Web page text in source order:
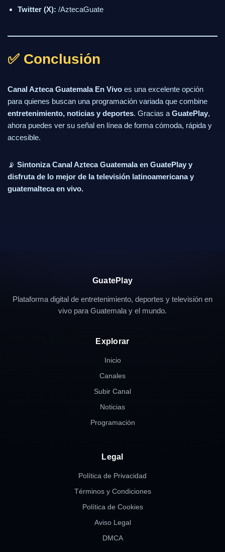
Twitter (X): /AztecaGuate
✅ Conclusión
Canal Azteca Guatemala En Vivo es una excelente opción
para quienes buscan una programación variada que combine
entretenimiento, noticias y deportes. Gracias a GuatePlay,
ahora puedes ver su señal en línea de forma cómoda, rápida y
accesible.
📡 Sintoniza Canal Azteca Guatemala en GuatePlay y
disfruta de lo mejor de la televisión latinoamericana y
guatemalteca en vivo.
GuatePlay
Plataforma digital de entretenimiento, deportes y televisión en
vivo para Guatemala y el mundo.
Explorar
Inicio
Canales
Subir Canal
Noticias
Programación
Legal
Política de Privacidad
Términos y Condiciones
Política de Cookies
Aviso Legal
DMCA